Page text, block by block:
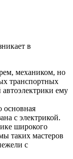
в
механиком, но
транспортных
автоэлектрики ему
основная
с электрикой.
широкого
таких мастеров
с